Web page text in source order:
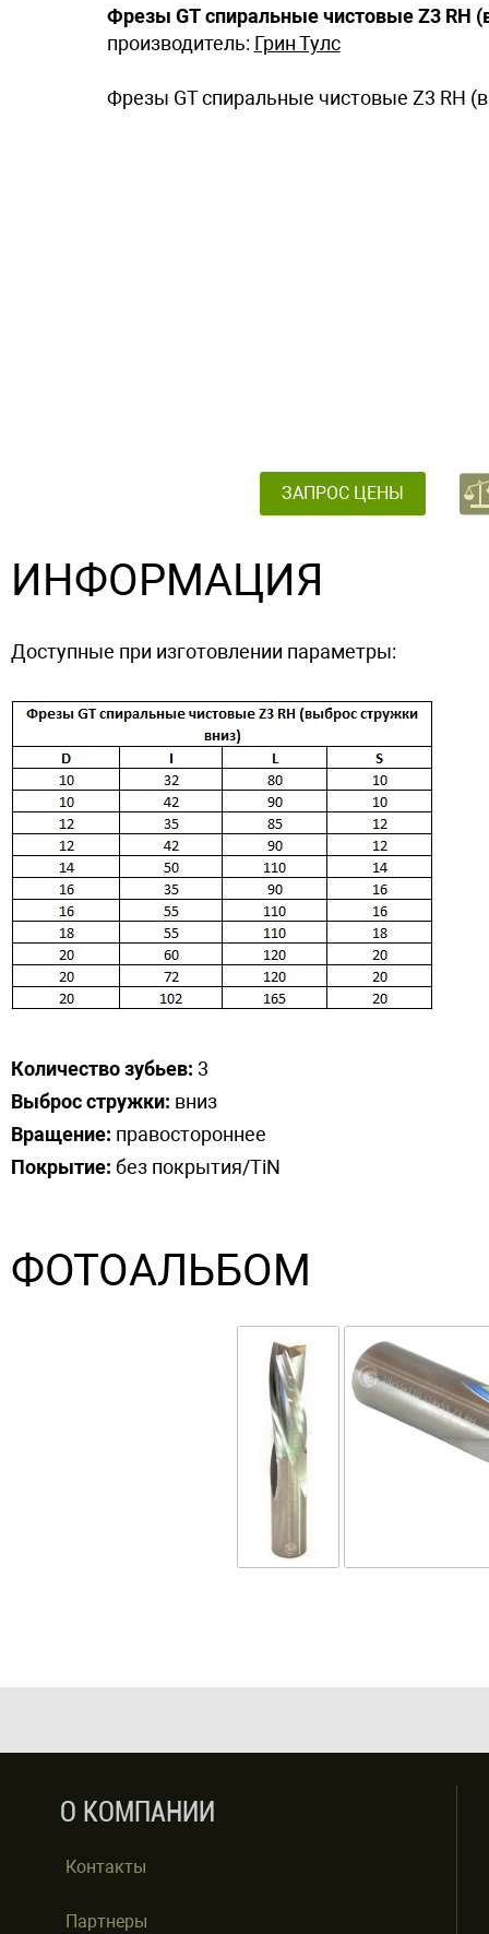
Фрезы GT спиральные чистовые Z3 RH
производитель: Грин Тулс
Фрезы GT спиральные чистовые Z3 RH
ЗАПРОС ЦЕНЫ
ИНФОРМАЦИЯ
Доступные при изготовлении параметры:
Количество зубьев: 3
Выброс стружки: вниз
Вращение: правостороннее
Покрытие: без покрытия/TiN
ФОТОАЛЬБОМ
О КОМПАНИИ
Контакты
Партнеры